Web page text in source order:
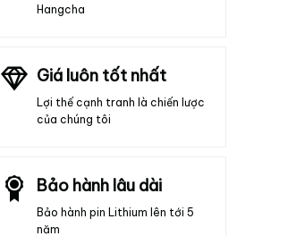
Hangcha
Giá luôn tốt nhất
Lợi thế cạnh tranh là chiến lược
của chúng tôi
Bảo hành lâu dài
Bảo hành pin Lithium lên tới 5
năm